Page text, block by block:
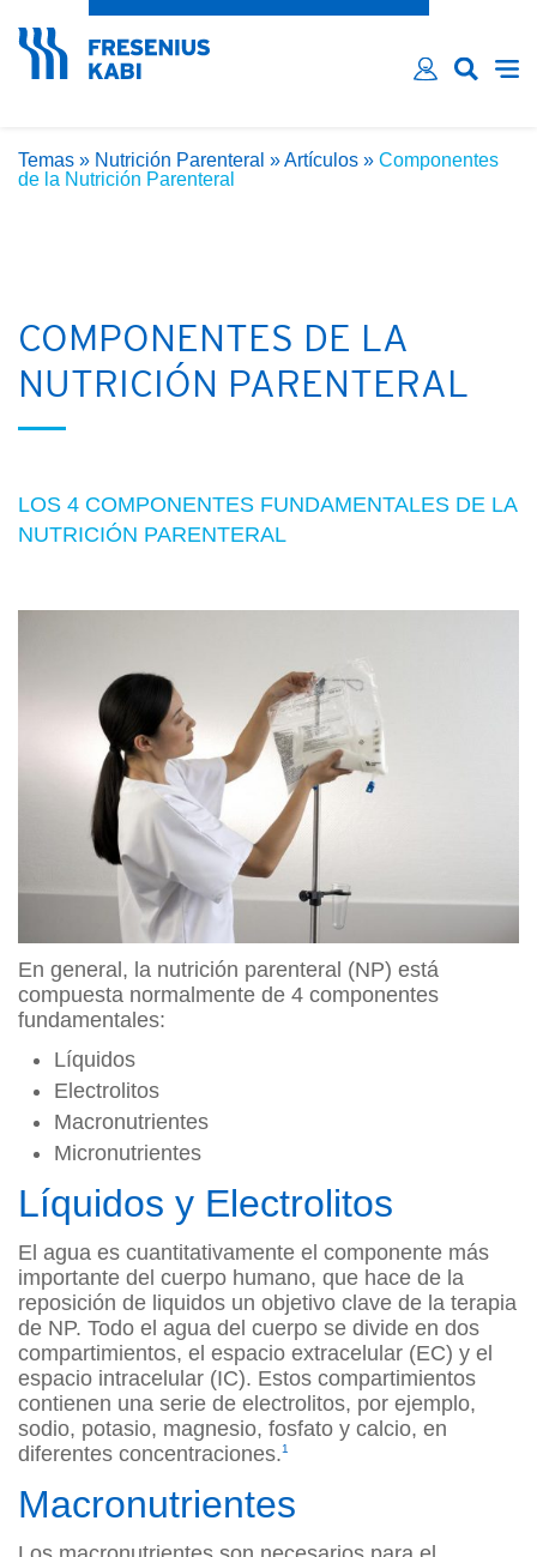
Email*
Recordarme
Temas » Nutrición Parenteral »Artículos » Componentes
de la Nutrición Parenteral
COMPONENTES DE LA
NUTRICIÓN PARENTERAL
LOS 4 COMPONENTES FUNDAMENTALES DE LA
NUTRICIÓN PARENTERAL
En general, la nutrición parenteral (NP) está
compuesta normalmente de 4 componentes
fundamentales:
Líquidos
Electrolitos
Macronutrientes
Micronutrientes
Líquidos y Electrolitos
El agua es cuantitativamente el componente más
importante del cuerpo humano, que hace de la
reposición de liquidos un objetivo clave de la terapia
de NP. Todo el agua del cuerpo se divide en dos
compartimientos, el espacio extracelular (EC) y el
espacio intracelular (IC). Estos compartimientos
contienen una serie de electrolitos, por ejemplo,
sodio, potasio, magnesio, fosfato y calcio, en
diferentes concentraciones.1
Macronutrientes